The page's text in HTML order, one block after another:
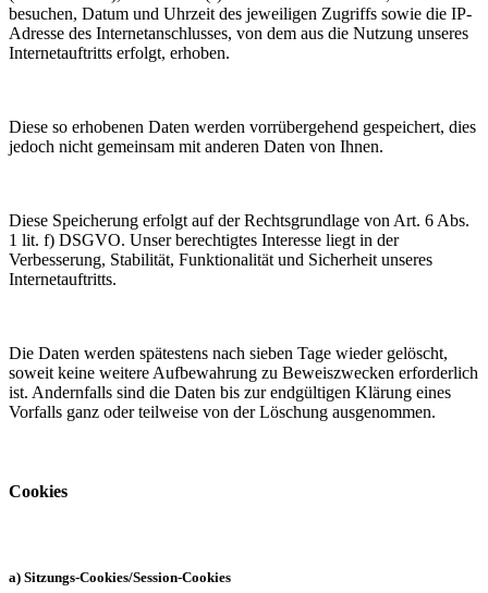
besuchen, Datum und Uhrzeit des jeweiligen Zugriffs sowie die IP-
Adresse des Internetanschlusses, von dem aus die Nutzung unseres
Internetauftritts erfolgt, erhoben.
Diese so erhobenen Daten werden vorrübergehend gespeichert, dies
jedoch nicht gemeinsam mit anderen Daten von Ihnen.
Diese Speicherung erfolgt auf der Rechtsgrundlage von Art. 6 Abs.
1 lit. f) DSGVO. Unser berechtigtes Interesse liegt in der
Verbesserung, Stabilität, Funktionalität und Sicherheit unseres
Internetauftritts.
Die Daten werden spätestens nach sieben Tage wieder gelöscht,
soweit keine weitere Aufbewahrung zu Beweiszwecken erforderlich
ist. Andernfalls sind die Daten bis zur endgültigen Klärung eines
Vorfalls ganz oder teilweise von der Löschung ausgenommen.
Cookies
a) Sitzungs-Cookies/Session-Cookies